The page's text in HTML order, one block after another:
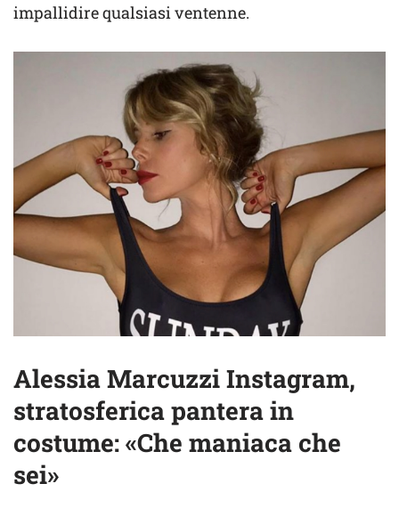
impallidire qualsiasi ventenne.
Alessia Marcuzzi Instagram,
stratosferica pantera in
costume: «Che maniaca che
sei»